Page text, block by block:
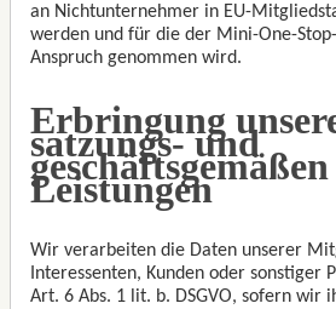
an Nichtunternehmer in EU-
werden und für die der Mini-One-Stop-
Anspruch genommen wird.
Erbringung
satzungs- und
geschäftsgemäßen
Leistungen
Wir verarbeiten die Daten unserer
Interessenten, Kunden oder sonstiger
Art. 6 Abs. 1 lit. b. DSGVO, sofern wir